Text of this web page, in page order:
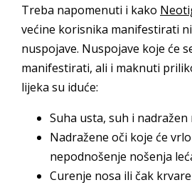
Treba napomenuti i kako
većine korisnika manifestirati
nuspojave. Nuspojave koje će
manifestirati, ali i maknuti
lijeka su iduće:
Suha usta, suh i nadražen
Nadražene oči koje će
nepodnošenje nošenja
Curenje nosa ili čak